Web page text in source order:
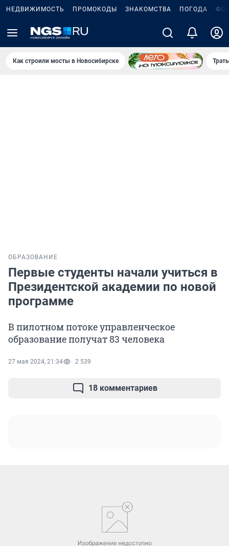
НЕДВИЖИМОСТЬ ПРОМОКОДЫ ЗНАКОМСТВА ПОГОДА
Как строили мосты в Новосибирске
ОБРАЗОВАНИЕ
Первые студенты начали учиться в
Президентской академии по новой
программе
В пилотном потоке управленческое
образование получат 83 человека
27 мая 2024, 21:34 2 539
18 комментариев